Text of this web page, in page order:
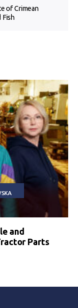
of Crimean
Fish
and
Parts